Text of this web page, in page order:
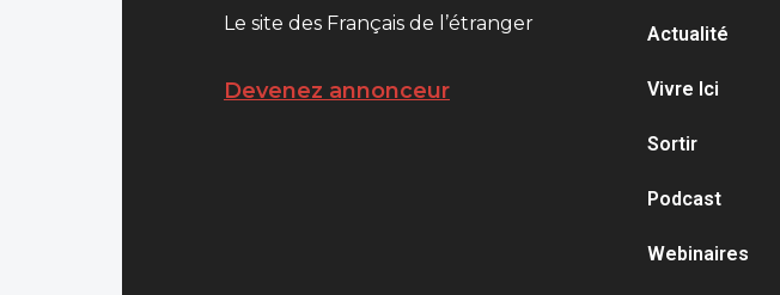
Le site des Français de l’étranger
Devenez annonceur
Actualité
Vivre Ici
Sortir
Podcast
Webinaires